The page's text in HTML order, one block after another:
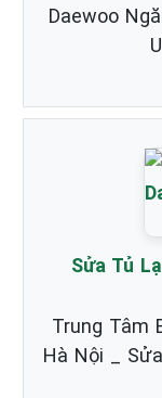
Daewoo
Sửa Tủ
Trung Tâm
Hà Nội _